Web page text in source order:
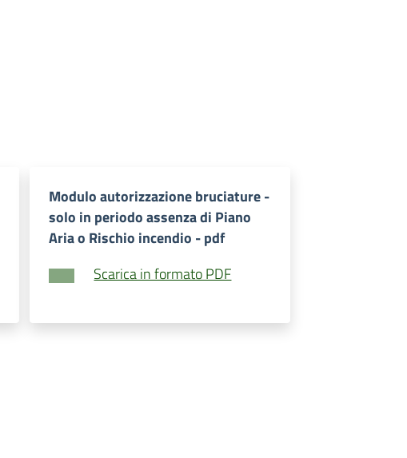
Modulo autorizzazione bruciature -
solo in periodo assenza di Piano
Aria o Rischio incendio - pdf
Scarica in formato PDF